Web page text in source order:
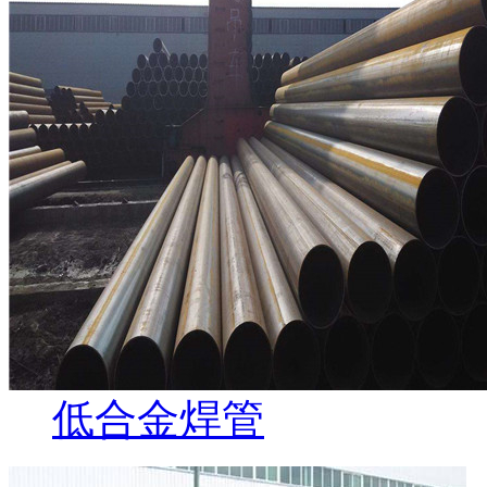
低合金焊管